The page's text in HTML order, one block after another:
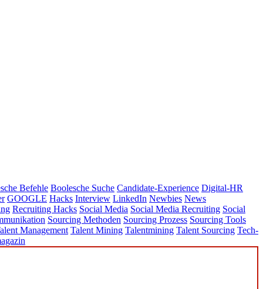
Befehle Boolesche Suche Candidate-Experience Digital-HR
GOOGLE Hacks Interview LinkedIn Newbies News
Recruiting Hacks Social Media Social Media Recruiting Social
Sourcing Methoden Sourcing Prozess Sourcing Tools
Management Talent Mining Talentmining Talent Sourcing Tech-